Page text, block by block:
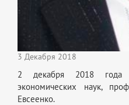
3 Декабря 2018
2 декабря 2018
экономических наук,
Евсеенко.